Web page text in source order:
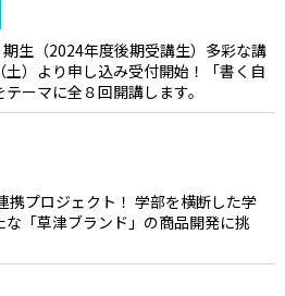
生（2024年度後期受講生）多彩な講
）より申し込み受付開始！「書く――自
ーマに全８回開講します。
プロジェクト！ 学部を横断した学
「草津ブランド」の商品開発に挑